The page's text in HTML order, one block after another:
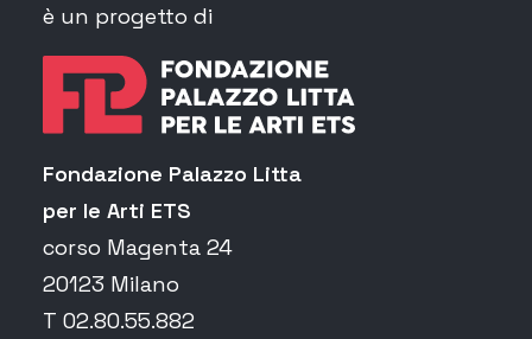
è un progetto di
Fondazione Palazzo Litta
per le Arti ETS
corso Magenta 24
20123 Milano
T 02.80.55.882